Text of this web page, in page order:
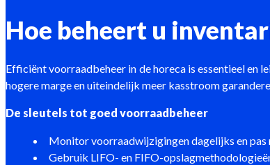
Hoe beheert u
Efficiënt voorraadbeheer in de horeca is essentieel en
hogere marge en uiteindelijk meer kasstroom
De sleutels tot goed voorraadbeheer
Monitor voorraadwijzigingen dagelijks en pas
Gebruik LIFO- en FIFO-